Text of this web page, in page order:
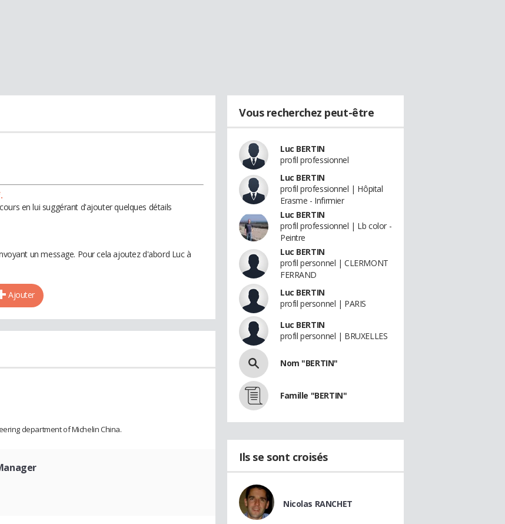
en lui suggérant d'ajouter quelques détails
un message. Pour cela ajoutez d'abord Luc à
Ajouter
department of Michelin China.
Vous recherchez peut-être
Luc BERTIN
profil professionnel
Luc BERTIN
profil professionnel | Hôpital
Erasme - Infirmier
Luc BERTIN
profil professionnel | Lb color -
Peintre
Luc BERTIN
profil personnel | CLERMONT
FERRAND
Luc BERTIN
profil personnel | PARIS
Luc BERTIN
profil personnel | BRUXELLES
Nom "BERTIN"
Famille "BERTIN"
Ils se sont croisés
Nicolas RANCHET